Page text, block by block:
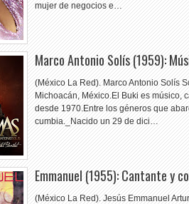
mujer de negocios e…
Marco Antonio Solís (1959):
(México La Red). Marco Antonio Solís
Michoacán, México.El Buki es músico,
desde 1970.Entre los géneros que
cumbia._Nacido un 29 de dici…
Emmanuel (1955): Cantante y
(México La Red). Jesús Emmanuel